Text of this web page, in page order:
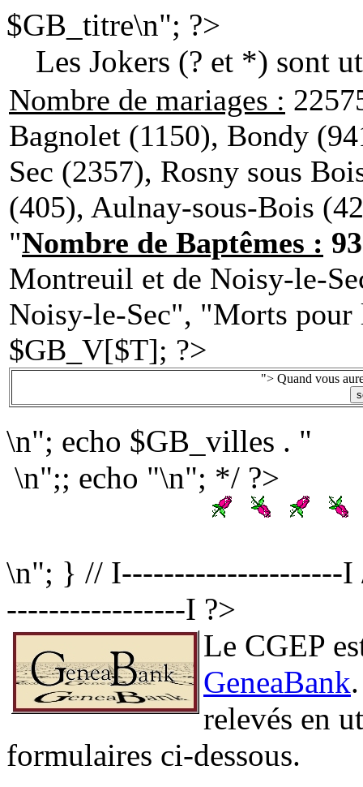
$GB_titre\n"; ?>
Les Jokers (? et *) sont
Nombre de mariages :
Bagnolet (1150), Bondy
Sec (2357), Rosny sous
(405), Aulnay-sous-Bois
"Nombre de Baptêmes :
Montreuil et de Noisy-le-
Noisy-le-Sec", "Morts
$GB_V[$T]; ?>
"> Quand vous
\n"; echo $GB_villes . "
\n";; echo "\n"; */ ?>
\n"; } // I---------------------I
-----------------I ?>
Le CGEP
GeneaBank
relevés en
formulaires ci-dessous.